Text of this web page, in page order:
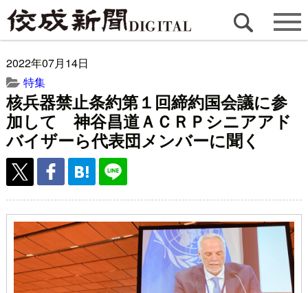
2022年07月14日
特集
核兵器禁止条約第１回締約国会議に参
加して 神谷昌道ＡＣＲＰシニアアド
バイザーら代表団メンバーに聞く